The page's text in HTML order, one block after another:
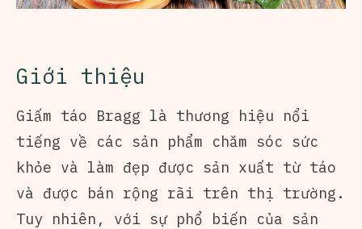
Giới thiệu
Giấm táo Bragg là thương hiệu nổi
tiếng về các sản phẩm chăm sóc sức
khỏe và làm đẹp được sản xuất từ táo
và được bán rộng rãi trên thị trường.
Tuy nhiên, với sự phổ biến của sản